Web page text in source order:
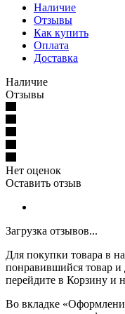
Наличие
Отзывы
Как купить
Оплата
Доставка
Наличие
Отзывы
Нет оценок
Оставить отзыв
Загрузка отзывов...
Для покупки товара в
понравившийся товар и
перейдите в Корзину и
Во вкладке